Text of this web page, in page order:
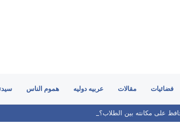
فضائيات مقالات عربيه دوليه هموم الناس